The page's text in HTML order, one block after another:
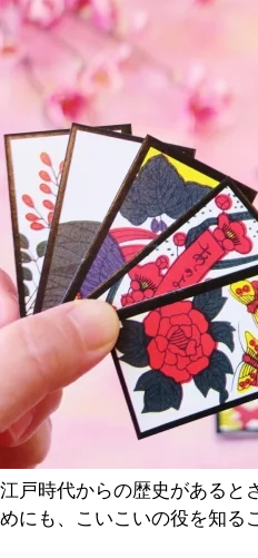
江戸時代からの歴史があると
めにも、こいこいの役を知る